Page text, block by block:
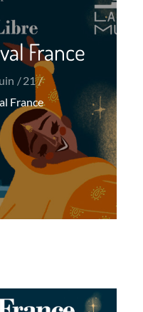
France
21
France